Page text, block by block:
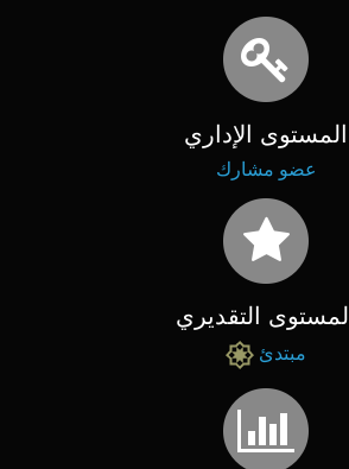
المستوى الإداري
عضو مشارك
المستوى التقديري
مبتدئ